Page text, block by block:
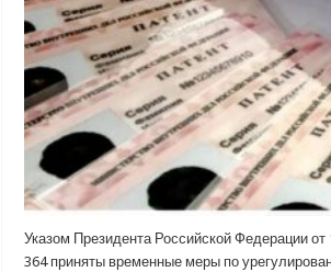
Указом Президента Российской Федерации
364 приняты временные меры по